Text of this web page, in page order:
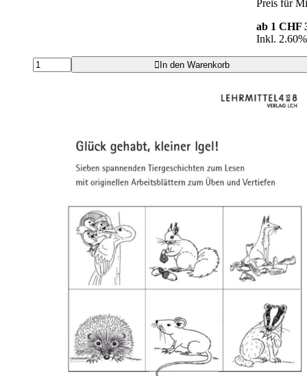
Preis für
ab 1 CHF
Inkl.
In den Warenkorb